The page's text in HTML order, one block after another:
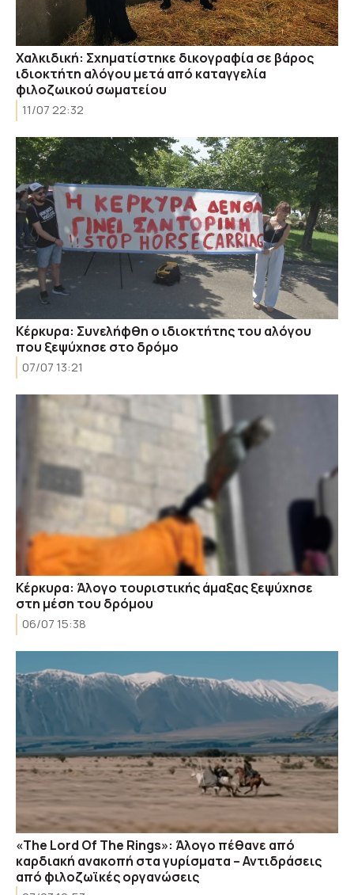
Χαλκιδική: Σχηματίστηκε δικογραφία σε βάρος
ιδιοκτήτη αλόγου μετά από καταγγελία
φιλοζωικού σωματείου
11/07 22:32
Κέρκυρα: Συνελήφθη ο ιδιοκτήτης του αλόγου
που ξεψύχησε στο δρόμο
07/07 13:21
Κέρκυρα: Άλογο τουριστικής άμαξας ξεψύχησε
στη μέση του δρόμου
06/07 15:38
«The Lord Of The Rings»: Άλογο πέθανε από
καρδιακή ανακοπή στα γυρίσματα – Αντιδράσεις
από φιλοζωϊκές οργανώσεις